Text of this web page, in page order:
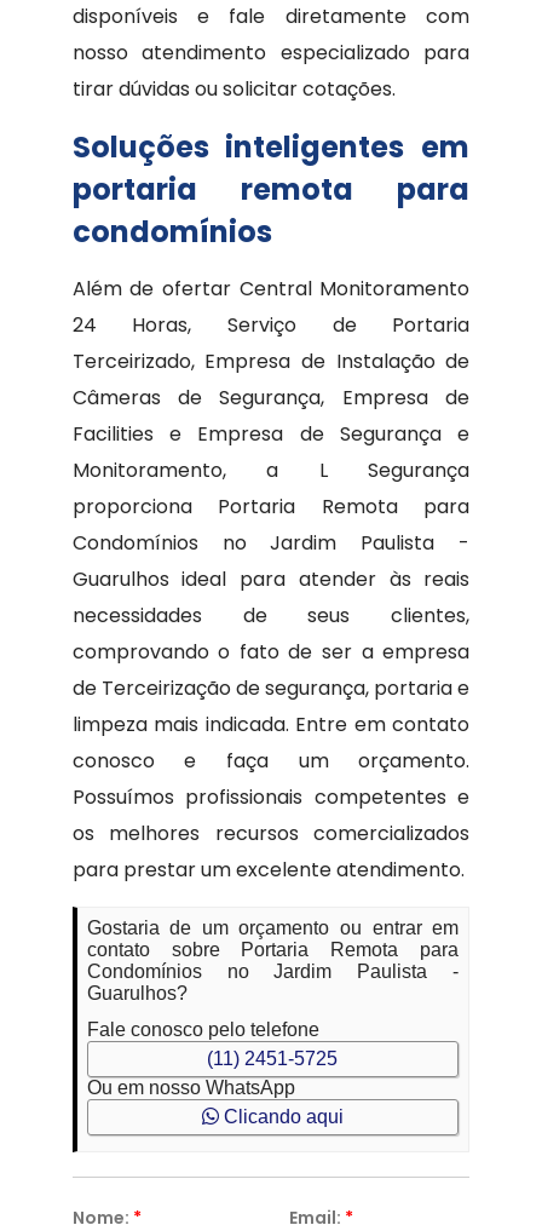
disponíveis e fale diretamente com
nosso atendimento especializado para
tirar dúvidas ou solicitar cotações.
Soluções inteligentes em
portaria remota para
condomínios
Além de ofertar Central Monitoramento
24 Horas, Serviço de Portaria
Terceirizado, Empresa de Instalação de
Câmeras de Segurança, Empresa de
Facilities e Empresa de Segurança e
Monitoramento, a L Segurança
proporciona Portaria Remota para
Condomínios no Jardim Paulista -
Guarulhos ideal para atender às reais
necessidades de seus clientes,
comprovando o fato de ser a empresa
de Terceirização de segurança, portaria e
limpeza mais indicada. Entre em contato
conosco e faça um orçamento.
Possuímos profissionais competentes e
os melhores recursos comercializados
para prestar um excelente atendimento.
Gostaria de um orçamento ou entrar em
contato sobre Portaria Remota para
Condomínios no Jardim Paulista -
Guarulhos?
Fale conosco pelo telefone
(11) 2451-5725
Ou em nosso WhatsApp
Clicando aqui
Nome: * Email: *